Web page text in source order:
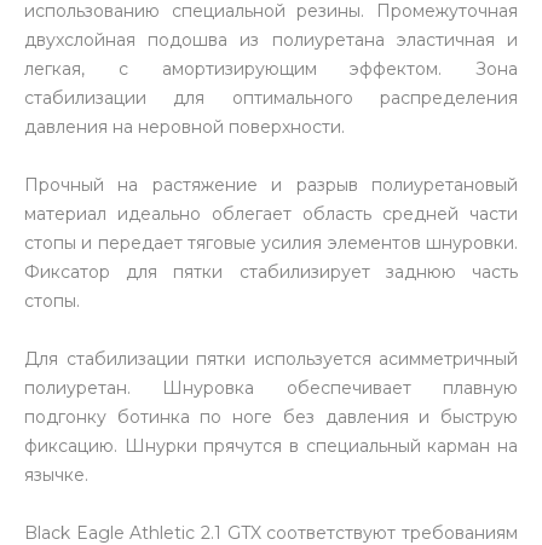
использованию специальной резины. Промежуточная
двухслойная подошва из полиуретана эластичная и
легкая, с амортизирующим эффектом. Зона
стабилизации для оптимального распределения
давления на неровной поверхности.
Прочный на растяжение и разрыв полиуретановый
материал идеально облегает область средней части
стопы и передает тяговые усилия элементов шнуровки.
Фиксатор для пятки стабилизирует заднюю часть
стопы.
Для стабилизации пятки используется асимметричный
полиуретан. Шнуровка обеспечивает плавную
подгонку ботинка по ноге без давления и быструю
фиксацию. Шнурки прячутся в специальный карман на
язычке.
Black Eagle Athletic 2.1 GTX соответствуют требованиям